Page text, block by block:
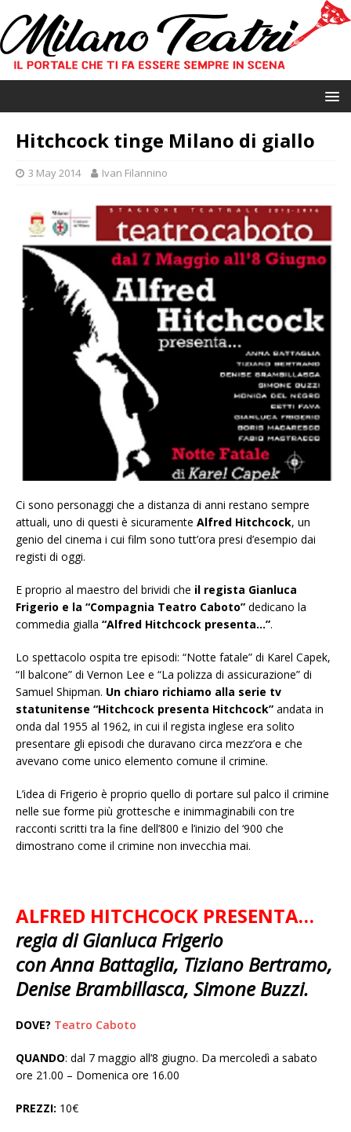
Hitchcock tinge Milano di giallo
3 May 2014 Ivan Filannino
Ci sono personaggi che a distanza di anni restano sempre
attuali, uno di questi è sicuramente Alfred Hitchcock, un
genio del cinema i cui film sono tutt’ora presi d’esempio dai
registi di oggi.
E proprio al maestro del brividi che il regista Gianluca
Frigerio e la “Compagnia Teatro Caboto” dedicano la
commedia gialla “Alfred Hitchcock presenta…”.
Lo spettacolo ospita tre episodi: “Notte fatale” di Karel Capek,
“Il balcone” di Vernon Lee e “La polizza di assicurazione” di
Samuel Shipman. Un chiaro richiamo alla serie tv
statunitense “Hitchcock presenta Hitchcock” andata in
onda dal 1955 al 1962, in cui il regista inglese era solito
presentare gli episodi che duravano circa mezz’ora e che
avevano come unico elemento comune il crimine.
L’idea di Frigerio è proprio quello di portare sul palco il crimine
nelle sue forme più grottesche e inimmaginabili con tre
racconti scritti tra la fine dell’800 e l’inizio del ‘900 che
dimostrano come il crimine non invecchia mai.
ALFRED HITCHCOCK PRESENTA…
regia di Gianluca Frigerio
con Anna Battaglia, Tiziano Bertramo,
Denise Brambillasca, Simone Buzzi.
DOVE? Teatro Caboto
QUANDO: dal 7 maggio all’8 giugno. Da mercoledì a sabato
ore 21.00 – Domenica ore 16.00
PREZZI: 10€